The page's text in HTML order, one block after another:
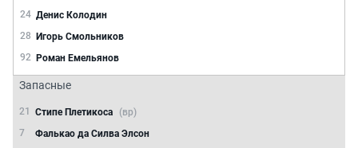
24 Денис Колодин
28 Игорь Смольников
92 Роман Емельянов
Запасные
21 Стипе Плетикоса
(вр)
7
Фалькао да Силва Элсон